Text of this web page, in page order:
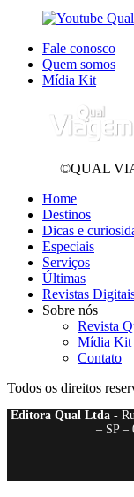
Fale conosco
Quem somos
Mídia Kit
©QUAL
Home
Destinos
Dicas e
Especiais
Serviços
Últimas
Revistas
Sobre nós
Revista
Mídia Kit
Contato
Todos os direitos
Editora Qual Ltda-
– SP –